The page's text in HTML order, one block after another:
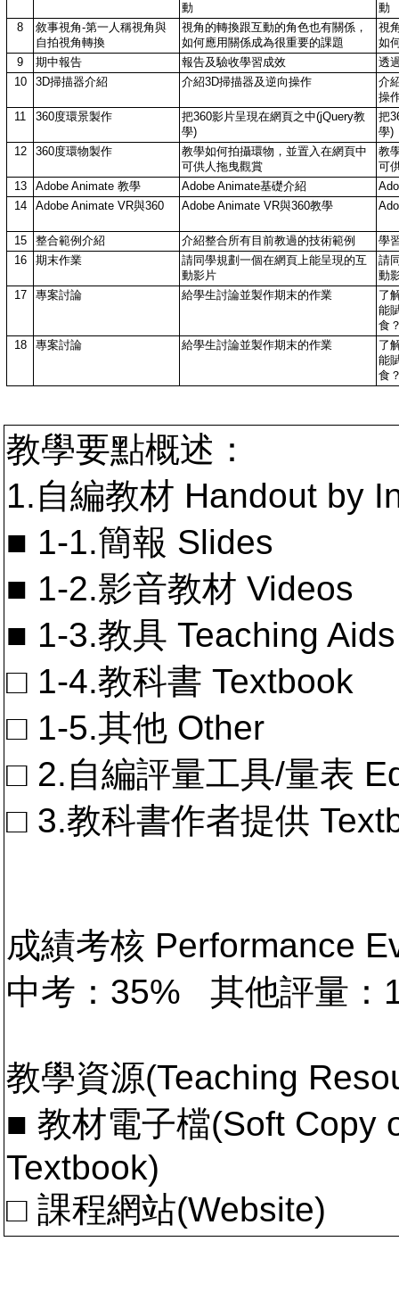
動
動
8
敘事視角-第一人稱視角與
自拍視角轉換
視角的轉換跟互動的角色也有關係，
如何應用關係成為很重要的課題
視
如
9
期中報告 報告及驗收學習成效
透
10
3D掃描器介紹 介紹3D掃描器及逆向操作
介
操
11
360度環景製作
把360影片呈現在網頁之中(jQuery教
學)
把
學)
12
360度環物製作
教學如何拍攝環物，並置入在網頁中
可供人拖曳觀賞
教
可
13
Adobe Animate 教學 Adobe Animate基礎介紹
14
Adobe Animate VR與360 Adobe Animate VR與360教學
15 整合範例介紹 介紹整合所有目前教過的技術範例
學
16
期末作業
請同學規劃一個在網頁上能呈現的互
動影片
請
動
17
專案討論 給學生討論並製作期末的作業
了
能
食
18
專案討論 給學生討論並製作期末的作業
了
能
食
教學要點概述：
1.自編教材 Handout by
■ 1-1.簡報 Slides
■ 1-2.影音教材 Videos
■ 1-3.教具 Teaching Aids
□ 1-4.教科書 Textbook
□ 1-5.其他 Other
□ 2.自編評量工具/量表
□ 3.教科書作者提供
成績考核 Performance
中考：35% 其他評量
教學資源(Teaching
■ 教材電子檔(Soft Copy
Textbook)
□ 課程網站(Website)